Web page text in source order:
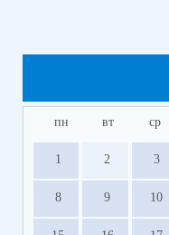
пн вт ср
1 2 3
8 9 10